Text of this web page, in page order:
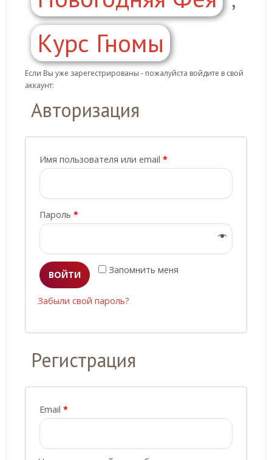
Курс Гномы
Если Вы уже зарегестрированы - пожалуйста войдите в свой
аккаунт:
Авторизация
Имя пользователя или email *
Пароль *
Запомнить меня
ВОЙТИ
Забыли свой пароль?
Регистрация
Email *